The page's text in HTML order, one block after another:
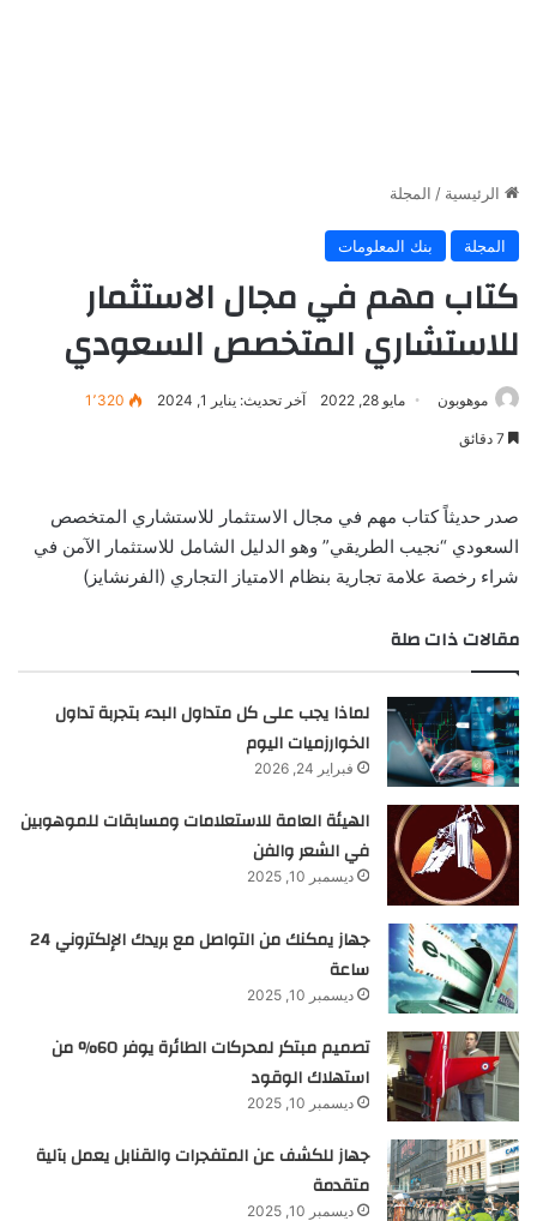
الرئيسية / المجلة
المجلة بنك المعلومات
كتاب مهم في مجال الاستثمار
للاستشاري المتخصص السعودي
موهوبون مايو 28, 2022 آخر تحديث: يناير 1, 2024 1٬320
صدر حديثاً كتاب مهم في مجال الاستثمار للاستشاري المتخصص
السعودي “نجيب الطريقي” وهو الدليل الشامل للاستثمار الآمن في
شراء رخصة علامة تجارية بنظام الامتياز التجاري (الفرنشايز)
مقالات ذات صلة
لماذا يجب على كل متداول البدء بتجربة تداول
الخوارزميات اليوم
فبراير 24, 2026
الهيئة العامة للاستعلامات ومسابقات للموهوبين
في الشعر والفن
ديسمبر 10, 2025
جهاز يمكنك من التواصل مع بريدك الإلكتروني 24
ساعة
ديسمبر 10, 2025
تصميم مبتكر لمحركات الطائرة يوفر 60% من
استهلاك الوقود
ديسمبر 10, 2025
جهاز للكشف عن المتفجرات والقنابل يعمل بآلية
متقدمة
ديسمبر 10, 2025